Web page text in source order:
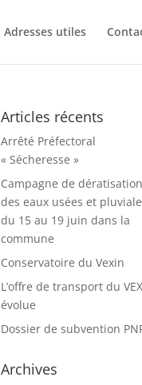
Adresses utiles
Articles récents
Arrêté Préfectoral
« Sécheresse »
Campagne de dératisation
des eaux usées et
du 15 au 19 juin dans la
commune
Conservatoire du Vexin
L’offre de transport du
évolue
Dossier de subvention
Archives